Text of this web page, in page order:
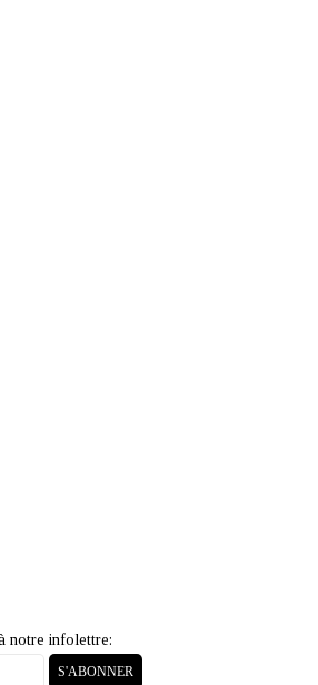
notre infolettre:
S'ABONNER